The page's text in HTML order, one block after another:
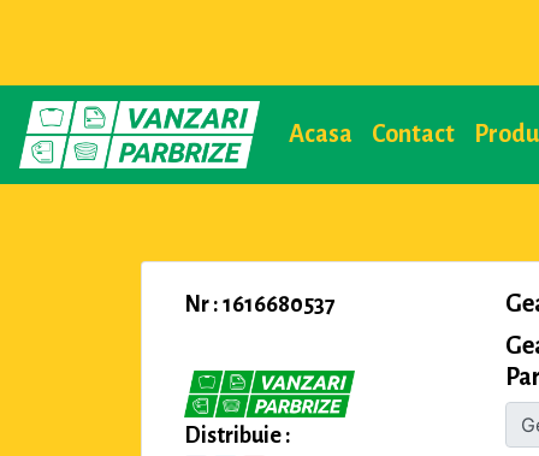
Acasa Contact
Nr : 1616680537
Distribuie :